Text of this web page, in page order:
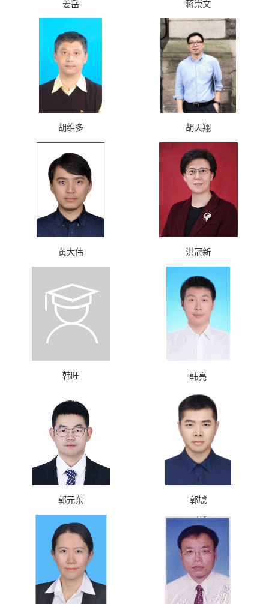
姜岳 蒋崇文
胡维多 胡天翔
黄大伟 洪冠新
韩旺 韩亮
郭元东 郭虓